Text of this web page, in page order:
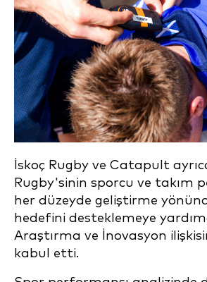
İskoç Rugby ve Catapult
Rugby'sinin sporcu ve takım
her düzeyde geliştirme
hedefini desteklemeye
Araştırma ve İnovasyon
kabul etti.